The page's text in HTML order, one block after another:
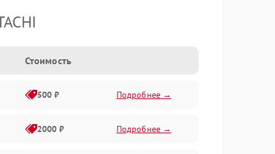
Стоимость
500 ₽ Подробнее →
2000 ₽ Подробнее →